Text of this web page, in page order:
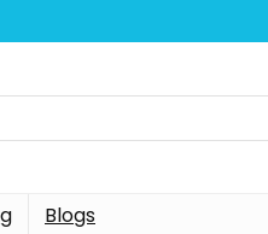
Blogs